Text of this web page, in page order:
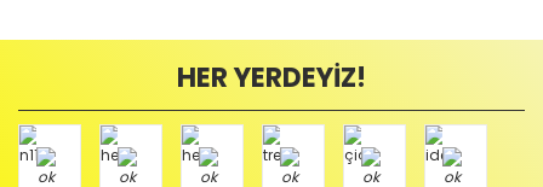
HER YERDEYİZ!